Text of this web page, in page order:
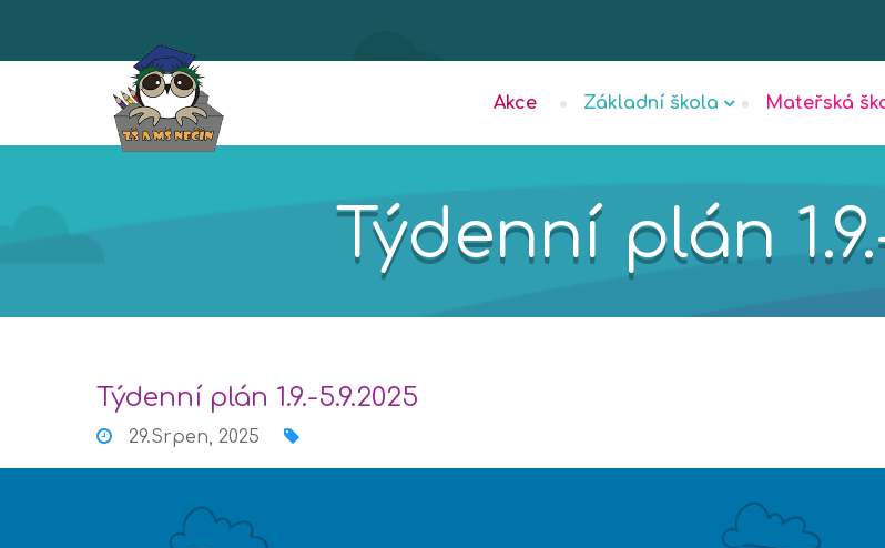
Akce Základní škola Mateřská
Týdenní plán
Týdenní plán 1.9.-5.9.2025
29.Srpen, 2025